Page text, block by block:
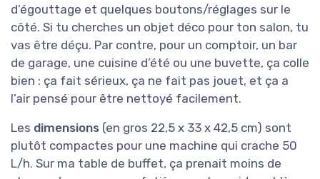
d’égouttage et quelques boutons/réglages sur le
côté. Si tu cherches un objet déco pour ton salon, tu
vas être déçu. Par contre, pour un comptoir, un bar
de garage, une cuisine d’été ou une buvette, ça colle
bien : ça fait sérieux, ça ne fait pas jouet, et ça a
l’air pensé pour être nettoyé facilement.
Les dimensions (en gros 22,5 x 33 x 42,5 cm) sont
plutôt compactes pour une machine qui crache 50
L/h. Sur ma table de buffet, ça prenait moins de